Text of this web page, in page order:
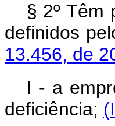
§ 2º Têm
definidos
13.456, de
I - a
deficiência;